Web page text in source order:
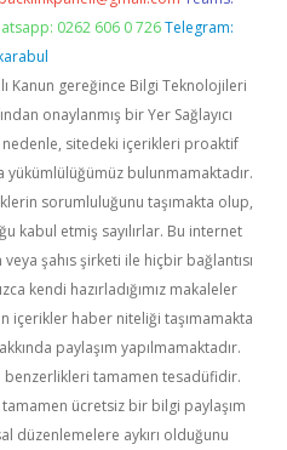
0262 606 0 726 Telegram:
Kanun gereğince Bilgi Teknolojileri
onaylanmış bir Yer Sağlayıcı
sitedeki içerikleri proaktif
bulunmamaktadır.
sorumluluğunu taşımakta olup,
kabul etmiş sayılırlar. Bu internet
şahıs şirketi ile hiçbir bağlantısı
kendi hazırladığımız makaleler
içerikler haber niteliği taşımamakta
paylaşım yapılmamaktadır.
benzerlikleri tamamen tesadüfidir.
ücretsiz bir bilgi paylaşım
düzenlemelere aykırı olduğunu